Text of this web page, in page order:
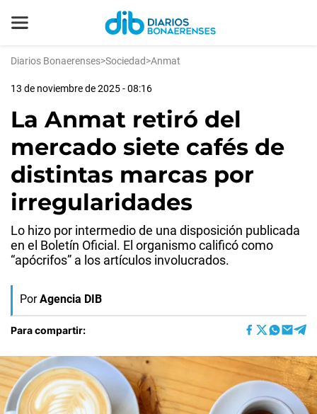
Diarios Bonaerenses>Sociedad>Anmat
13 de noviembre de 2025 - 08:16
La Anmat retiró del
mercado siete cafés de
distintas marcas por
irregularidades
Lo hizo por intermedio de una disposición publicada
en el Boletín Oficial. El organismo calificó como
“apócrifos” a los artículos involucrados.
Por Agencia DIB
Para compartir: